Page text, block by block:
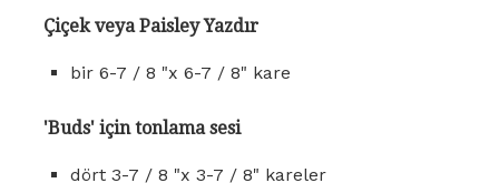
Çiçek veya Paisley Yazdır
bir 6-7 / 8 "x 6-7 / 8" kare
'Buds' için tonlama sesi
dört 3-7 / 8 "x 3-7 / 8" kareler